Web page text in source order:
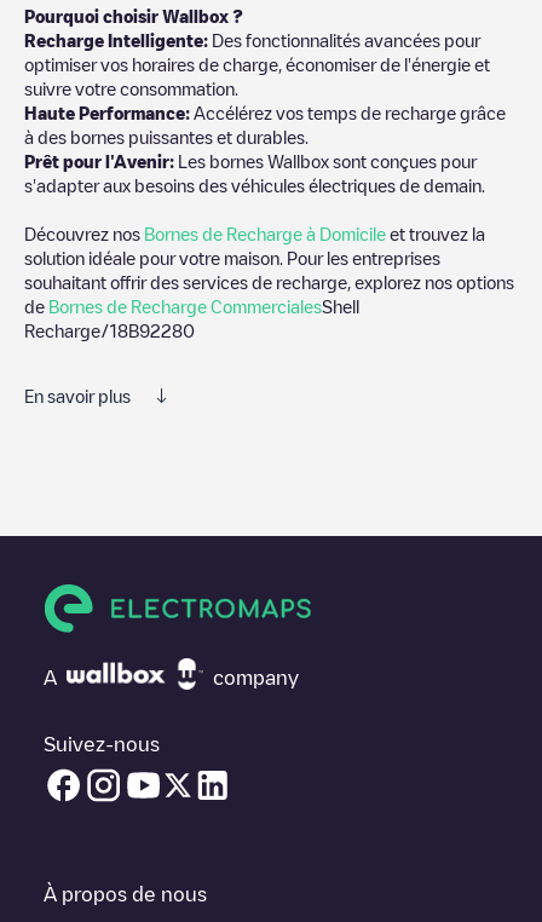
Pourquoi choisir Wallbox ?
Recharge Intelligente: Des fonctionnalités avancées pour
optimiser vos horaires de charge, économiser de l'énergie et
suivre votre consommation.
Haute Performance: Accélérez vos temps de recharge grâce
à des bornes puissantes et durables.
Prêt pour l'Avenir: Les bornes Wallbox sont conçues pour
s'adapter aux besoins des véhicules électriques de demain.
Découvrez nos Bornes de Recharge à Domicile et trouvez la
solution idéale pour votre maison. Pour les entreprises
souhaitant offrir des services de recharge, explorez nos options
de Bornes de Recharge CommercialesShell
Recharge/18B92280
En savoir plus
électrique la prochaine fois.
vous avez besoin, vérifiez en bas de la page le point de charge
le plus proche de chez vous sous "points de charge les plus
véhicules électriques à proximité, ainsi que leur emplacement
dans un parking, en surface et leur distance en KM.
Recharge/18B92280est disponible, ainsi que l'itinéraire pour s'y
rendre, le prix de la recharge de cette borne et les instructions
A company
Suivez-nous
À propos de nous